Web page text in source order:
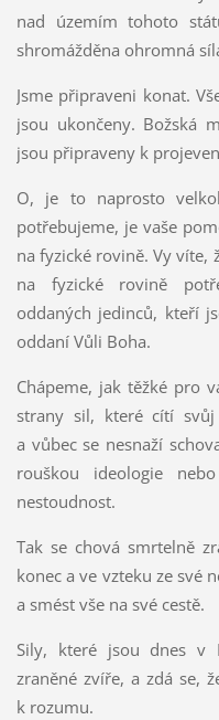
nad územím tohoto
shromážděna ohromná
Jsme připraveni konat.
jsou ukončeny. Božská
jsou připraveny k
O, je to naprosto
potřebujeme, je vaše
na fyzické rovině. Vy víte,
na fyzické rovině
oddaných jedinců, kteří
oddaní Vůli Boha.
Chápeme, jak těžké pro
strany sil, které cítí
a vůbec se nesnaží
rouškou ideologie
nestoudnost.
Tak se chová smrtelně
konec a ve vzteku ze své
a smést vše na své cestě.
Sily, které jsou dnes v
zraněné zvíře, a zdá se,
k rozumu.